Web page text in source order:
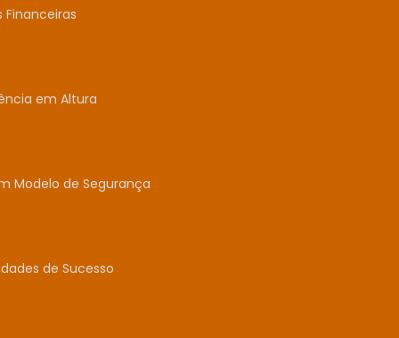
Financeiras
em Altura
Modelo de Segurança
de Sucesso